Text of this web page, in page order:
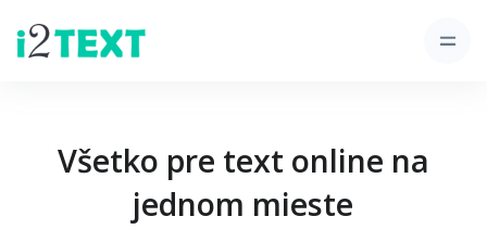
Všetko pre text online na
jednom mieste